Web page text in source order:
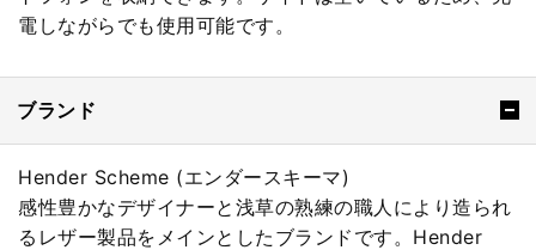
電しながらでも使用可能です。
ブランド
Hender Scheme (エンダースキーマ)
感性豊かなデザイナーと浅草の熟練の職人により造られ
るレザー製品をメインとしたブランドです。Hender